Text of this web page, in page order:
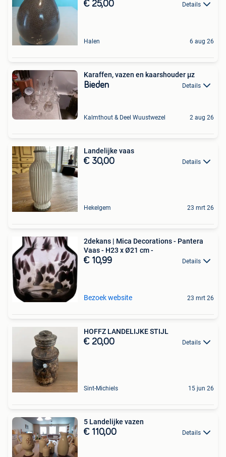
€ 25,00 Details
Halen 6 aug 26
Karaffen, vazen en kaarshouder µz
Bieden Details
Kalmthout & Deel Wuustwezel 2 aug 26
Landelijke vaas
€ 30,00 Details
Hekelgem 23 mrt 26
2dekans | Mica Decorations - Pantera
Vaas - H23 x Ø21 cm -
€ 10,99 Details
Bezoek website 23 mrt 26
HOFFZ LANDELIJKE STIJL
€ 20,00 Details
Sint-Michiels 15 jun 26
5 Landelijke vazen
€ 110,00 Details